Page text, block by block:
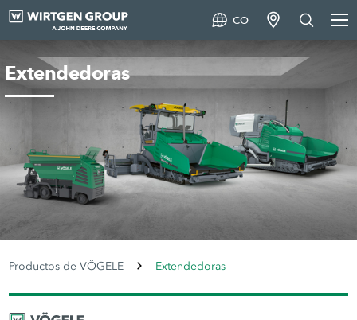
CO
Extendedoras
Productos de VÖGELE Extendedoras